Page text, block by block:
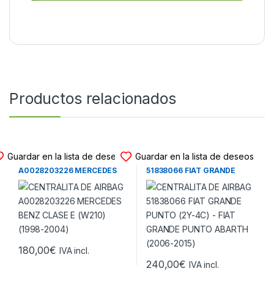
Productos relacionados
Guardar en la lista de deseos
CENTRALITA DE AIRBAG
A0028203226 MERCEDES
BENZ CLASE E (W210) (1998-
2004)
180,00€ IVA incl.
Guardar en la lista de deseos
CENTRALITA DE AIRBAG
51838066 FIAT GRANDE
PUNTO (2Y-4C) – FIAT
GRANDE PUNTO ABARTH
(2006-2015)
240,00€ IVA incl.